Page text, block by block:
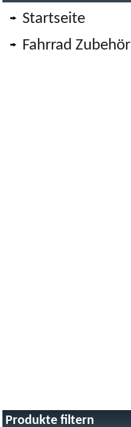
Startseite
Fahrrad Zubehör
Produkte filtern